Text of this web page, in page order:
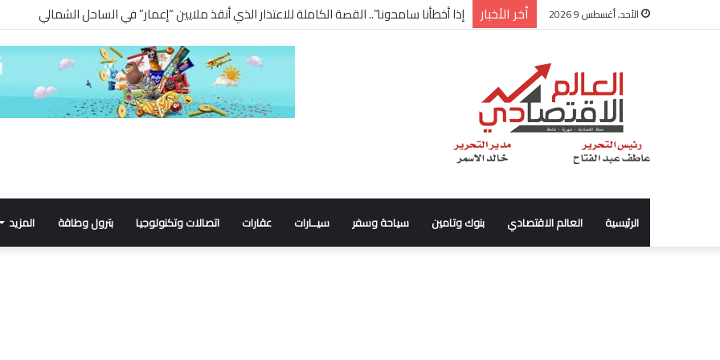
الأحد, أغسطس 9 2026 أخر الأخبار شركة “Scope Developments” تعلن تولي أحمد كمال عيسى منصب الرئيس التنفيذي للقطاع التجاري
الرئيسية العالم الاقتصادي بنوك وتامين سياحة وسفر سيــارات عقارات اتصالات وتكنولوجيا بترول وطاقة المزيد